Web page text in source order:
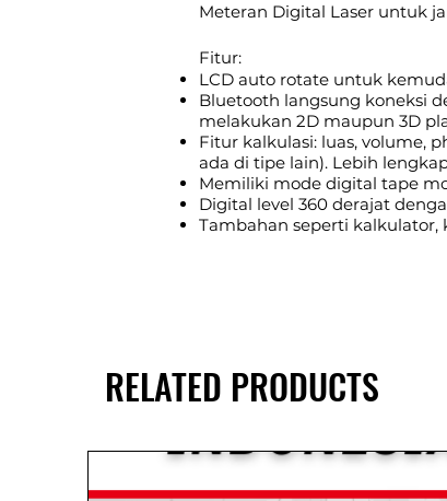
Meteran Digital Laser untuk
Fitur:
LCD auto rotate untuk
Bluetooth langsung koneksi
melakukan 2D maupun 3D
Fitur kalkulasi: luas, volume,
ada di tipe lain). Lebih
Memiliki mode digital tape
Digital level 360 derajat
Tambahan seperti kalkulator,
RELATED PRODUCTS